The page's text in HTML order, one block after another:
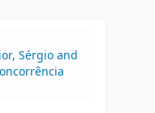
Sérgio and